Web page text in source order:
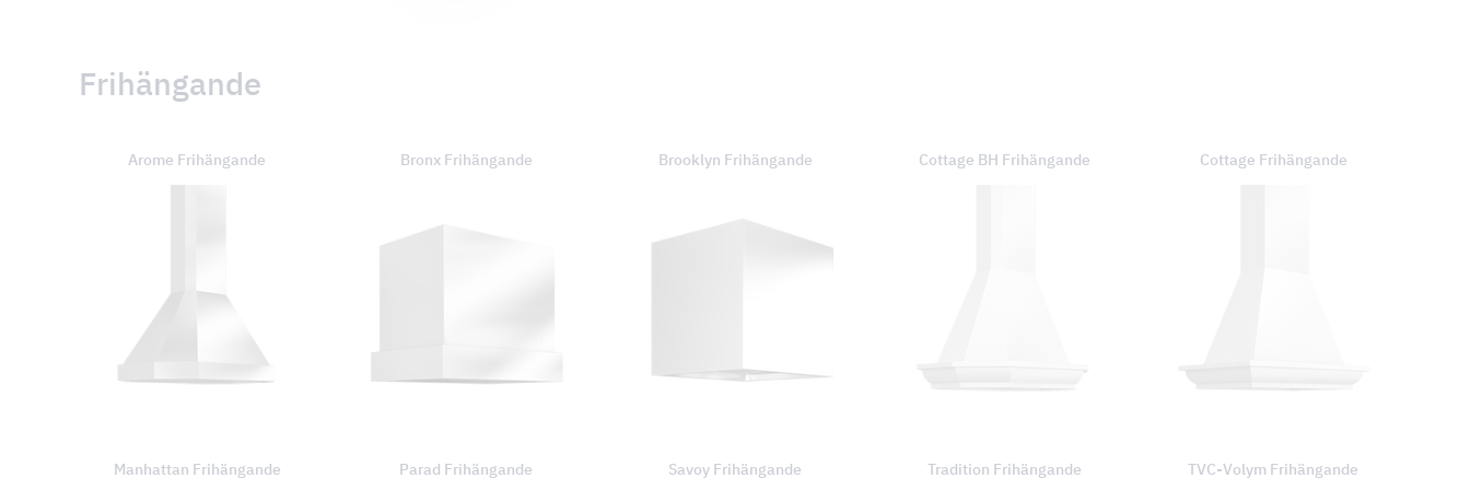
Frihängande
Arome Frihängande Bronx Frihängande Brooklyn Frihängande Cottage BH Frihängande Cottage Frihängande
Manhattan Frihängande Parad Frihängande Savoy Frihängande Tradition Frihängande TVC-Volym Frihängande